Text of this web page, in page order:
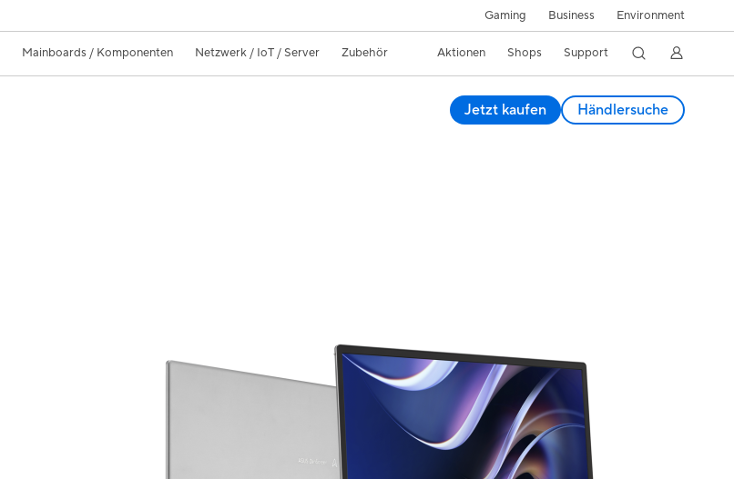
Gaming Business Environment
Mainboards / Komponenten Netzwerk / IoT / Server Zubehör Aktionen Shops Support
Jetzt kaufen Händlersuche